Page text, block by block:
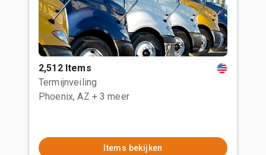
2,512 Items
Termijnveiling
Phoenix, AZ + 3 meer
Items bekijken